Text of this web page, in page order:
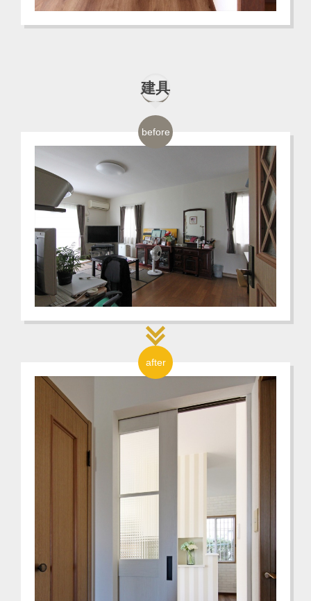
建具
before
after